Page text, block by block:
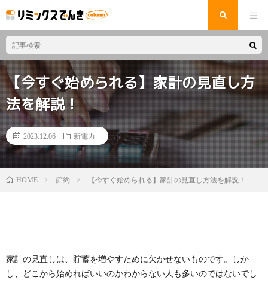
【今すぐ始められる】家計の見直し方
法を解説！
2023.12.06 新電力
HOME 節約 【今すぐ始められる】家計の見直し方法を解説！
家計の見直しは、貯蓄を増やすために欠かせないものです。しか
し、どこから始めればいいのかわからない人も多いのではないでし